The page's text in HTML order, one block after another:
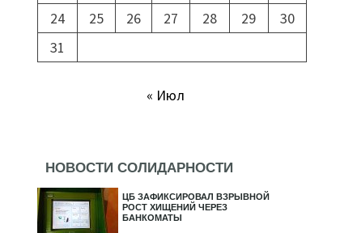
24
25 26 27 28 29
30
31
« Июл
НОВОСТИ СОЛИДАРНОСТИ
ЦБ ЗАФИКСИРОВАЛ ВЗРЫВНОЙ
РОСТ ХИЩЕНИЙ ЧЕРЕЗ
БАНКОМАТЫ